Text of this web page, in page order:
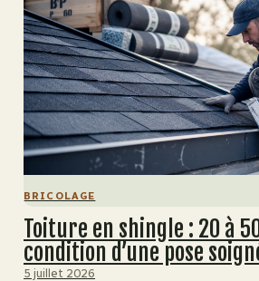
BRICOLAGE
Toiture en shingle : 20 à
condition d’une pose
5 juillet 2026